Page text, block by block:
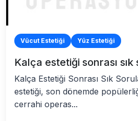
Vücut Estetiği Yüz Estetiği
Kalça estetiği sonrası
Kalça Estetiği Sonrası Sık
estetiği, son dönemde
cerrahi operas...